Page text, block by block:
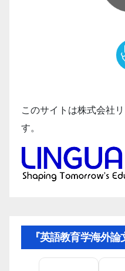
このサイトは株式会社
す。
『英語教育学海外論